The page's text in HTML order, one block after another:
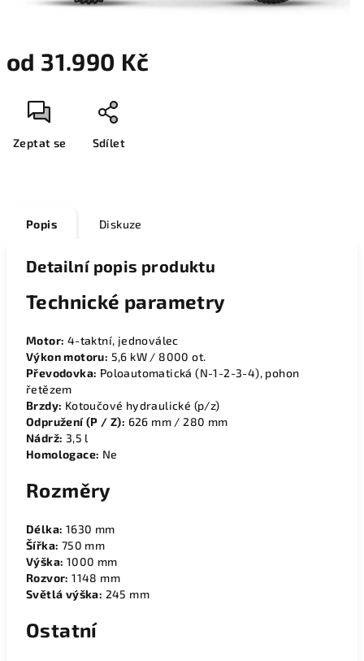
od 31.990 Kč
Zeptat se Sdílet
Popis Diskuze
Detailní popis produktu
Technické parametry
Motor: 4-taktní, jednoválec
Výkon motoru: 5,6 kW / 8000 ot.
Převodovka: Poloautomatická (N-1-2-3-4), pohon
řetězem
Brzdy: Kotoučové hydraulické (p/z)
Odpružení (P / Z): 626 mm / 280 mm
Nádrž: 3,5 l
Homologace: Ne
Rozměry
Délka: 1630 mm
Šířka: 750 mm
Výška: 1000 mm
Rozvor: 1148 mm
Světlá výška: 245 mm
Ostatní